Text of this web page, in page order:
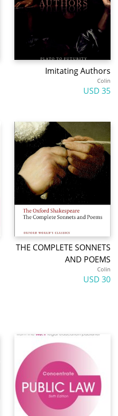
Imitating Authors
Colin
35 USD
THE COMPLETE SONNETS
AND POEMS
Colin
30 USD